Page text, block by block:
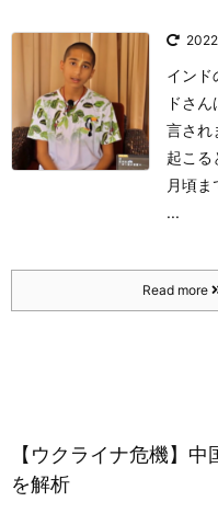
インド
ドさ
言され
起こる
月頃
...
Read more
【ウクライナ危機】
を解析